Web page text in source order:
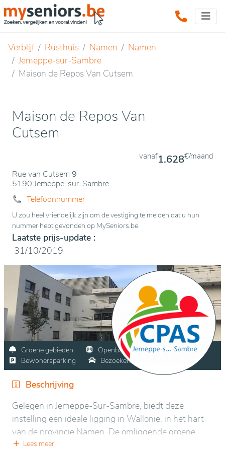
Verblijf Rusthuis Namen
Namen
Jemeppe-sur-Sambre
Maison de Repos Van Cutsem
Maison de Repos Van
Cutsem
Rue van Cutsem 9
5190 Jemeppe-sur-Sambre
vanaf1.628€/maand
Telefoonnummer
U zou heel vriendelijk zijn om de vestiging te melden dat u hun
nummer hebt gevonden op MySeniors.be.
Laatste prijs-update :
31/10/2019
Groene gebieden Openbaar vervoer
Winkels
Bewonersparking
Bezoekersparking Dorp
Beschrijving
Gelegen in Jemeppe-Sur-Sambre, biedt deze
instelling een ideale ligging in Wallonië, in het hart
van de provincie Namen. De omliggende groene
omgeving creëert een rustige en vredige sfeer,
Lees meer